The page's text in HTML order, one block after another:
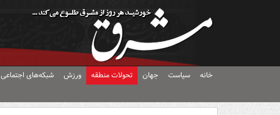
خانه سیاست جهان تحولات منطقه ورزش شبکه‌های اجتماعی